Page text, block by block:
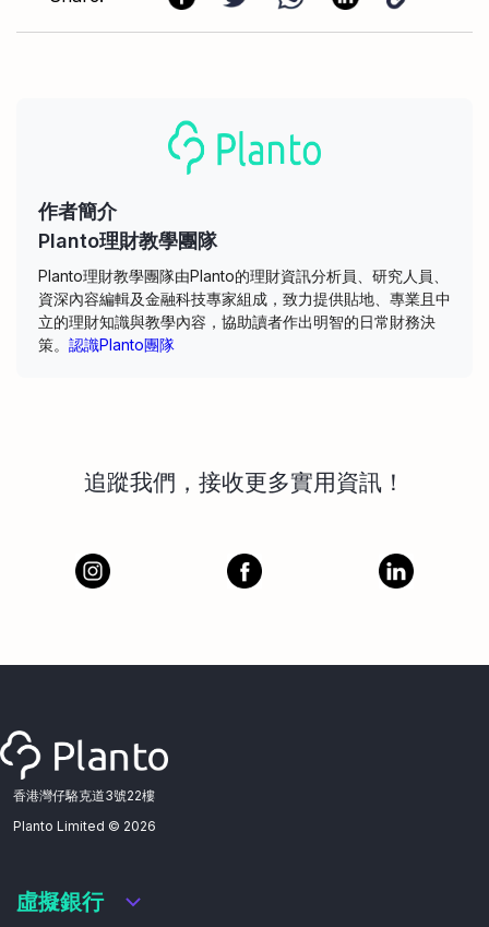
作者簡介
Planto理財教學團隊
Planto理財教學團隊由Planto的理財資訊分析員、研究人員、
資深內容編輯及金融科技專家組成，致力提供貼地、專業且中
立的理財知識與教學內容，協助讀者作出明智的日常財務決
策。 認識Planto團隊
追蹤我們，接收更多實用資訊！
香港灣仔駱克道3號22樓
Planto Limited © 2026
虛擬銀行